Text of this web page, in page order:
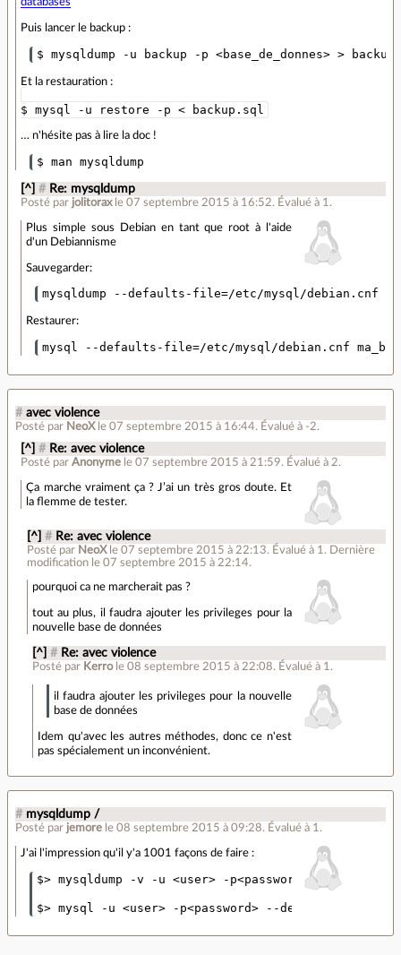
Puis lancer le backup :
Et la restauration :
$ mysql -u restore -p < backup.sql
… n'hésite pas à lire la doc !
[^] # Re: mysqldump
Posté par jolitorax le 07 septembre 2015 à 16:52. Évalué à 1 .
Plus simple sous Debian en tant que root à l'aide
d'un Debiannisme
Sauvegarder:
mysqldump --defaults-file=/etc/mysql/debian.cnf
Restaurer:
mysql --defaults-file=/etc/mysql/debian.cnf
# avec violence
Posté par NeoX le 07 septembre 2015 à 16:44. Évalué à -2.
[^] # Re: avec violence
Posté parAnonyme le 07 septembre 2015 à 21:59. Évalué à 2.
Ça marche vraiment ça ? J’ai un très gros doute. Et
la flemme de tester.
[^] # Re: avec violence
Posté par NeoX le 07 septembre 2015 à 22:13. Évalué à 1 . Dernière
modification le 07 septembre 2015 à 22:14.
pourquoi ca ne marcherait pas ?
tout au plus, il faudra ajouter les privileges pour la
nouvelle base de données
[^] # Re: avec violence
Posté par Kerro le 08 septembre 2015 à 22:08. Évalué à 1 .
il faudra ajouter les privileges pour la nouvelle
base de données
Idem qu'avec les autres méthodes, donc ce n'est
pas spécialement un inconvénient.
# mysqldump /
Posté par jemore le 08 septembre 2015 à 09:28. Évalué à 1.
J'ai l'impression qu'il y'a 1001 façons de faire :
$> mysqldump -v -u <user> -p<password> --